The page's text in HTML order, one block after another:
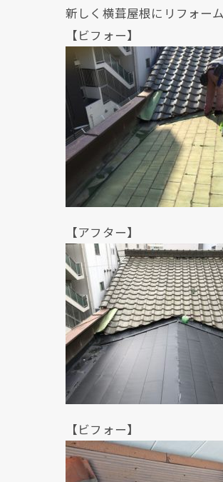
新しく横葺屋根にリフォー
【ビフォー】
【アフター】
【ビフォー】